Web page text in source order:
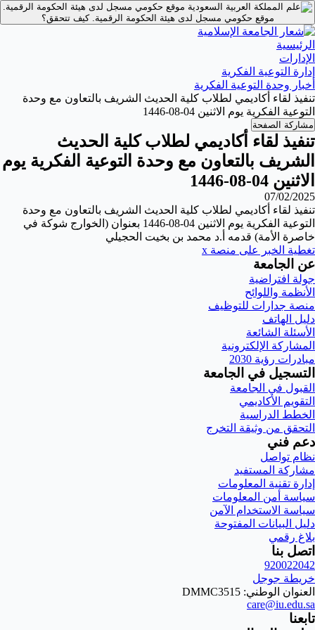
موقع حكومي مسجل لدى هيئة الحكومة الرقمية.
موقع حكومي مسجل لدى هيئة الحكومة الرقمية.كيف تتحقق؟
الرئيسية
الإدارات
إدارة التوعية الفكرية
أخبار وحدة التوعية الفكرية
تنفيذ لقاء أكاديمي لطلاب كلية الحديث الشريف بالتعاون مع وحدة
التوعية الفكرية يوم الاثنين 04-08-1446
مشاركة الصفحة
تنفيذ لقاء أكاديمي لطلاب كلية الحديث
الشريف بالتعاون مع وحدة التوعية الفكرية يوم
الاثنين 04-08-1446
07/02/2025
تنفيذ لقاء أكاديمي لطلاب كلية الحديث الشريف بالتعاون مع وحدة
التوعية الفكرية يوم الاثنين 04-08-1446 بعنوان (الخوارج شوكة في
خاصرة الأمة) قدمه أ.د محمد بن بخيت الحجيلي
تغطية الخبر على منصة x
عن الجامعة
جولة افتراضية
الأنظمة واللوائح
منصة جدارات للتوظيف
دليل الهاتف
الأسئلة الشائعة
المشاركة الإلكترونية
مبادرات رؤية 2030
التسجيل في الجامعة
القبول في الجامعة
التقويم الأكاديمي
الخطط الدراسية
التحقق من وثيقة التخرج
دعم فني
نظام تواصل
مشاركة المستفيد
إدارة تقنية المعلومات
سياسة أمن المعلومات
سياسة الاستخدام الآمن
دليل البيانات المفتوحة
بلاغ رقمي
اتصل بنا
920022042
خريطة جوجل
العنوان الوطني: DMMC3515
care@iu.edu.sa
تابعنا